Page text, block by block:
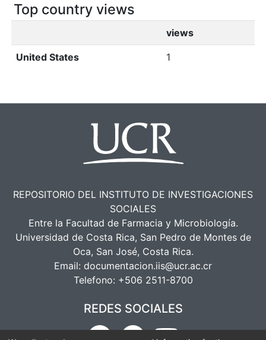
Top country views
views
United States 1
REPOSITORIO DEL INSTITUTO DE INVESTIGACIONES
SOCIALES
Entre la Facultad de Farmacia y Microbiología.
Universidad de Costa Rica, San Pedro de Montes de
Oca, San José, Costa Rica.
Email: documentacion.iis@ucr.ac.cr
Telefono: +506 2511-8700
REDES SOCIALES